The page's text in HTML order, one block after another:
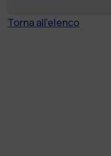
Torna all'elenco